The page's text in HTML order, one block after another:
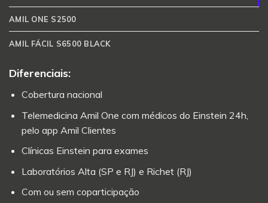
AMIL ONE S2500
AMIL FÁCIL S6500 BLACK
Diferenciais:
Cobertura nacional
Telemedicina Amil One com médicos do Einstein 24h,
pelo app Amil Clientes
Clínicas Einstein para exames
Laboratórios Alta (SP e RJ) e Richet (RJ)
Com ou sem coparticipação